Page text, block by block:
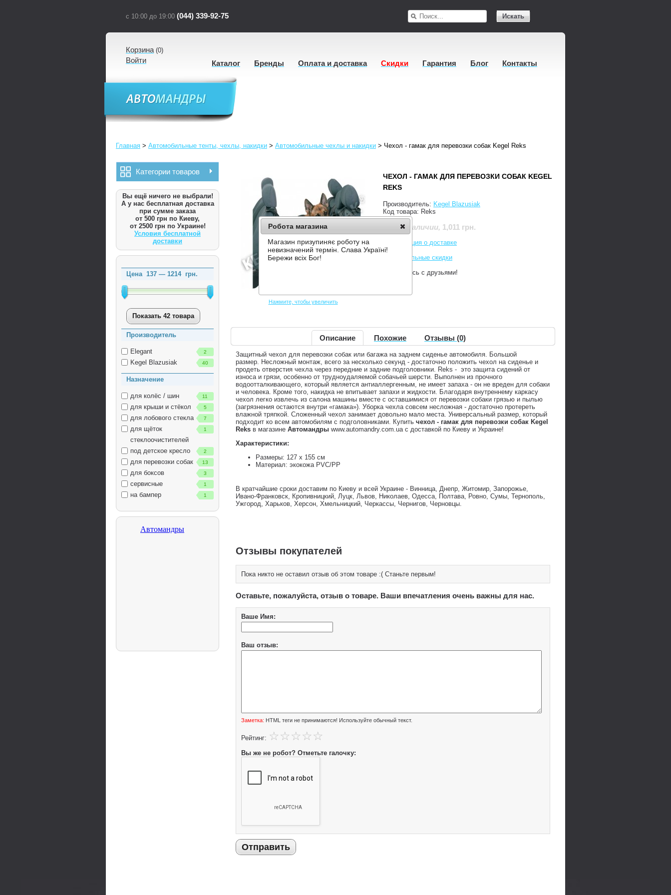
с 10:00 до 19:00 (044) 339-92-75 Искать
Корзина(0)
Войти Каталог Бренды Оплата и доставка Скидки Гарантия Блог Контакты
Главная > Автомобильные тенты, чехлы, накидки > Автомобильные чехлы и накидки > Чехол - гамак для перевозки собак Kegel Reks
Категории товаров
Вы ещё ничего не выбрали!
А у нас бесплатная доставка
при сумме заказа
от 500 грн по Киеву,
от 2500 грн по Украине!
Условия бесплатной
доставки
Цена 137 — 1214грн.
Показать 42 товара
Производитель
Elegant 2
Kegel Blazusiak 40
Назначение
для колёс / шин 11
для крыши и стёкол 5
для лобового стекла 7
для щёток
стеклоочистителей
1
под детское кресло 2
для перевозки собак 13
для боксов 3
сервисные 1
на бампер 1
Нажмите, чтобы увеличить
ЧЕХОЛ - ГАМАК ДЛЯ ПЕРЕВОЗКИ СОБАК KEGEL
REKS
Производитель: Kegel Blazusiak
Код товара: Reks
Нет в наличии, 1,011 грн.
Информация о доставке
Накопительные скидки
Поделитесь с друзьями!
Описание Похожие Отзывы (0)
Защитный чехол для перевозки собак или багажа на заднем сиденье автомобиля. Большой
размер. Несложный монтаж, всего за несколько секунд - достаточно положить чехол на сиденье и
продеть отверстия чехла через передние и задние подголовники. Reks - это защита сидений от
износа и грязи, особенно от трудноудаляемой собачьей шерсти. Выполнен из прочного
водоотталкивающего, который является антиаллергенным, не имеет запаха - он не вреден для собаки
и человека. Кроме того, накидка не впитывает запахи и жидкости. Благодаря внутреннему каркасу
чехол легко извлечь из салона машины вместе с оставшимися от перевозки собаки грязью и пылью
(загрязнения остаются внутри «гамака»). Уборка чехла совсем несложная - достаточно протереть
влажной тряпкой. Сложенный чехол занимает довольно мало места. Универсальный размер, который
подходит ко всем автомобилям с подголовниками. Купить чехол - гамак для перевозки собак Kegel
Reks в магазине Автомандры www.automandry.com.ua с доставкой по Киеву и Украине!
Характеристики:
Размеры: 127 х 155 см
Материал: экокожа РVC/PP
В кратчайшие сроки доставим по Киеву и всей Украине - Винница, Днепр, Житомир, Запорожье,
Ивано-Франковск, Кропивницкий, Луцк, Львов, Николаев, Одесса, Полтава, Ровно, Сумы, Тернополь,
Ужгород, Харьков, Херсон, Хмельницкий, Черкассы, Чернигов, Черновцы.
Отзывы покупателей
Пока никто не оставил отзыв об этом товаре :( Станьте первым!
Оставьте, пожалуйста, отзыв о товаре. Ваши впечатления очень важны для нас.
Ваше Имя:
Ваш отзыв:
Заметка: HTML теги не принимаются! Используйте обычный текст.
Рейтинг:
Вы же не робот? Отметьте галочку:
Отправить
Робота магазина
Магазин призупиняє роботу на
невизначений термін. Слава Україні!
Бережи всіх Бог!